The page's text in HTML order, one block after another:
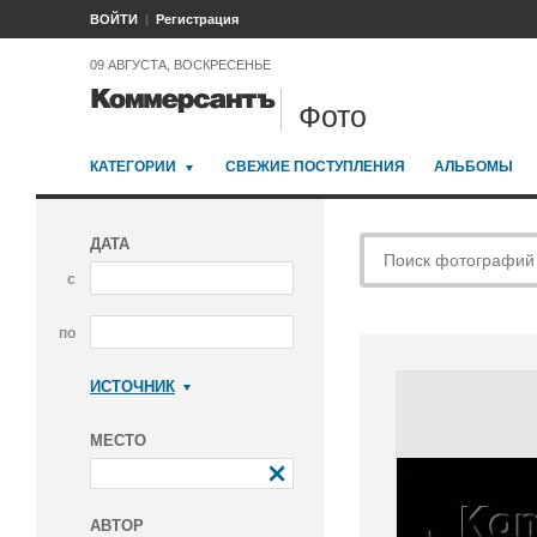
ВОЙТИ Регистрация
09 АВГУСТА, ВОСКРЕСЕНЬЕ
Фото
КАТЕГОРИИ СВЕЖИЕ ПОСТУПЛЕНИЯ АЛЬБОМЫ
ДАТА
с
по
ИСТОЧНИК
МЕСТО
АВТОР